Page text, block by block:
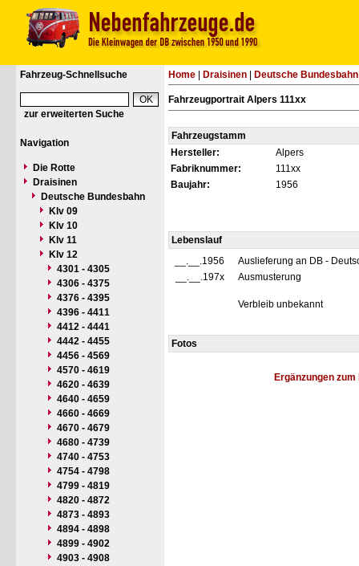
Fahrzeug-Schnellsuche
zur erweiterten Suche
Navigation
Die Rotte
Draisinen
Deutsche Bundesbahn
Klv 09
Klv 10
Klv 11
Klv 12
4301 - 4305
4306 - 4375
4376 - 4395
4396 - 4411
4412 - 4441
4442 - 4455
4456 - 4569
4570 - 4619
4620 - 4639
4640 - 4659
4660 - 4669
4670 - 4679
4680 - 4739
4740 - 4753
4754 - 4798
4799 - 4819
4820 - 4872
4873 - 4893
4894 - 4898
4899 - 4902
4903 - 4908
Home Draisinen Deutsche Bundesbahn
Fahrzeugportrait Alpers 111xx
Fahrzeugstamm
Hersteller:
Alpers
Fabriknummer:
111xx
Baujahr:
1956
Lebenslauf
__.__.1956
Auslieferung an DB -
__.__.197x
Ausmusterung
Verbleib unbekannt
Fotos
Ergänzungen